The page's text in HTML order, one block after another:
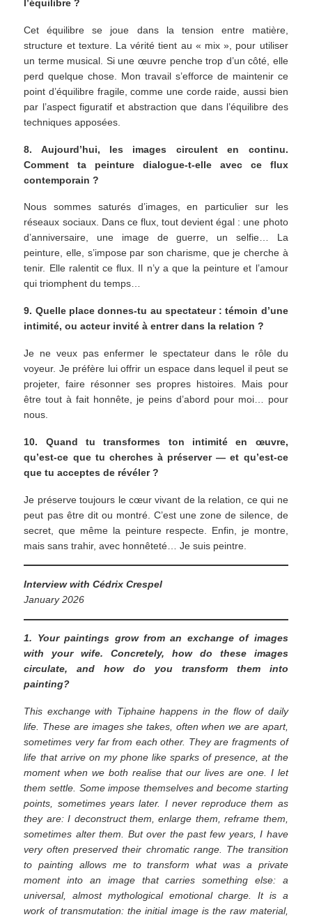
l’équilibre ?
Cet équilibre se joue dans la tension entre matière,
structure et texture. La vérité tient au « mix », pour utiliser
un terme musical. Si une œuvre penche trop d’un côté, elle
perd quelque chose. Mon travail s’efforce de maintenir ce
point d’équilibre fragile, comme une corde raide, aussi bien
par l’aspect figuratif et abstraction que dans l’équilibre des
techniques apposées.
8. Aujourd’hui, les images circulent en continu.
Comment ta peinture dialogue-t-elle avec ce flux
contemporain ?
Nous sommes saturés d’images, en particulier sur les
réseaux sociaux. Dans ce flux, tout devient égal : une photo
d’anniversaire, une image de guerre, un selfie… La
peinture, elle, s’impose par son charisme, que je cherche à
tenir. Elle ralentit ce flux. Il n’y a que la peinture et l’amour
qui triomphent du temps…
9. Quelle place donnes-tu au spectateur : témoin d’une
intimité, ou acteur invité à entrer dans la relation ?
Je ne veux pas enfermer le spectateur dans le rôle du
voyeur. Je préfère lui offrir un espace dans lequel il peut se
projeter, faire résonner ses propres histoires. Mais pour
être tout à fait honnête, je peins d’abord pour moi… pour
nous.
10. Quand tu transformes ton intimité en œuvre,
qu’est-ce que tu cherches à préserver — et qu’est-ce
que tu acceptes de révéler ?
Je préserve toujours le cœur vivant de la relation, ce qui ne
peut pas être dit ou montré. C’est une zone de silence, de
secret, que même la peinture respecte. Enfin, je montre,
mais sans trahir, avec honnêteté… Je suis peintre.
Interview with Cédrix Crespel
January 2026
1. Your paintings grow from an exchange of images
with your wife. Concretely, how do these images
circulate, and how do you transform them into
painting?
This exchange with Tiphaine happens in the flow of daily
life. These are images she takes, often when we are apart,
sometimes very far from each other. They are fragments of
life that arrive on my phone like sparks of presence, at the
moment when we both realise that our lives are one. I let
them settle. Some impose themselves and become starting
points, sometimes years later. I never reproduce them as
they are: I deconstruct them, enlarge them, reframe them,
sometimes alter them. But over the past few years, I have
very often preserved their chromatic range. The transition
to painting allows me to transform what was a private
moment into an image that carries something else: a
universal, almost mythological emotional charge. It is a
work of transmutation: the initial image is the raw material,